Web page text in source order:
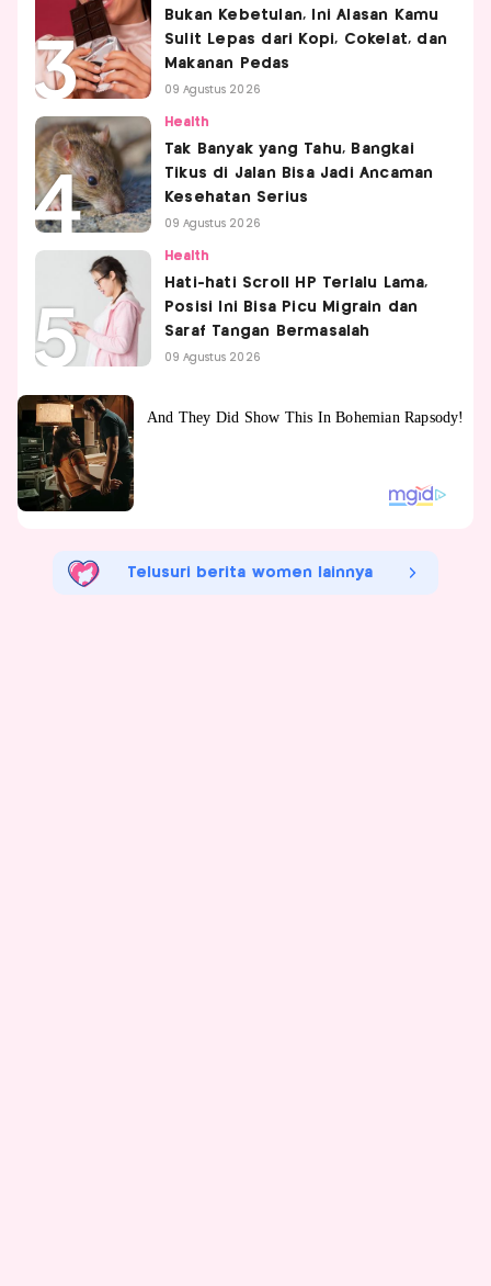
Bukan Kebetulan, Ini Alasan Kamu
Sulit Lepas dari Kopi, Cokelat, dan
Makanan Pedas
09 Agustus 2026
Health
Tak Banyak yang Tahu, Bangkai
Tikus di Jalan Bisa Jadi Ancaman
Kesehatan Serius
09 Agustus 2026
Health
Hati-hati Scroll HP Terlalu Lama,
Posisi Ini Bisa Picu Migrain dan
Saraf Tangan Bermasalah
09 Agustus 2026
Telusuri berita women lainnya